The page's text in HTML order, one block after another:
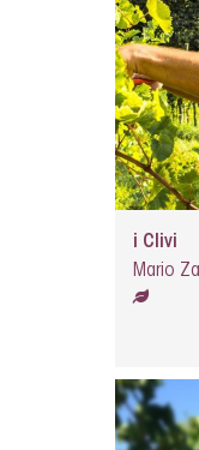
i Clivi
Mario